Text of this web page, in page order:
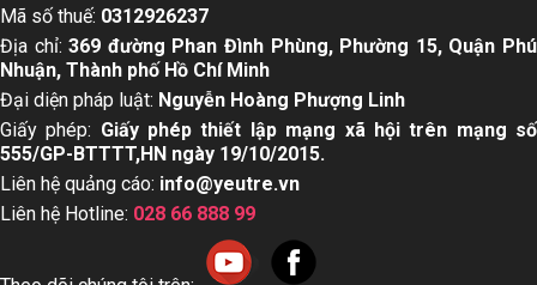
Mã số thuế: 0312926237
Địa chỉ:369 đường Phan Đình Phùng, Phường 15, Quận Phú
Nhuận, Thành phố Hồ Chí Minh
Đại diện pháp luật: Nguyễn Hoàng Phượng Linh
Giấy phép: Giấy phép thiết lập mạng xã hội trên mạng số
555/GP-BTTTT,HN ngày 19/10/2015.
Liên hệ quảng cáo: info@yeutre.vn
Liên hệ Hotline: 028 66 888 99